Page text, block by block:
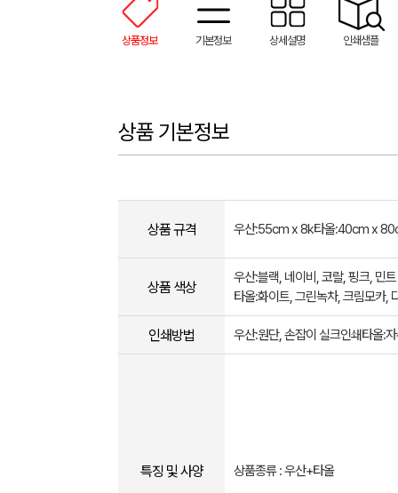
상품정보 기본정보 상세설명 인쇄샘플
상품 기본정보
상품 규격 우산:55cm x 8k타올:40cm x
상품 색상
우산:블랙, 네이비, 코랄, 핑크, 민트
타올:화이트, 그린녹차, 크림모카,
인쇄방법 우산:원단, 손잡이 실크인쇄타올:
특징 및 사양 상품종류 : 우산+타올